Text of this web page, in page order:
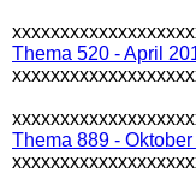
Thema 520 - April
Thema 889 -